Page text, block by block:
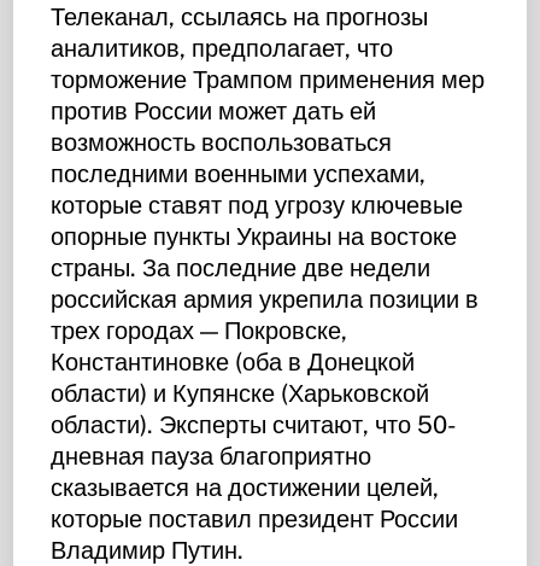
Телеканал, ссылаясь на прогнозы
аналитиков, предполагает, что
торможение Трампом применения мер
против России может дать ей
возможность воспользоваться
последними военными успехами,
которые ставят под угрозу ключевые
опорные пункты Украины на востоке
страны. За последние две недели
российская армия укрепила позиции в
трех городах — Покровске,
Константиновке (оба в Донецкой
области) и Купянске (Харьковской
области). Эксперты считают, что 50-
дневная пауза благоприятно
сказывается на достижении целей,
которые поставил президент России
Владимир Путин.